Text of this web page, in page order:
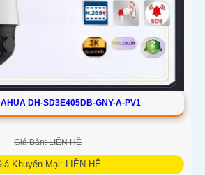
DH-SD3E405DB-GNY-A-PV1
Giá Bán: LIÊN HỆ
Khuyến Mại: LIÊN HỆ